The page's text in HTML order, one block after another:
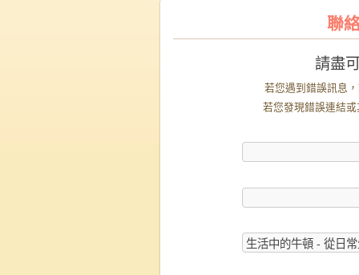
聯
請盡
若您遇到錯誤訊息
若您發現錯誤連結